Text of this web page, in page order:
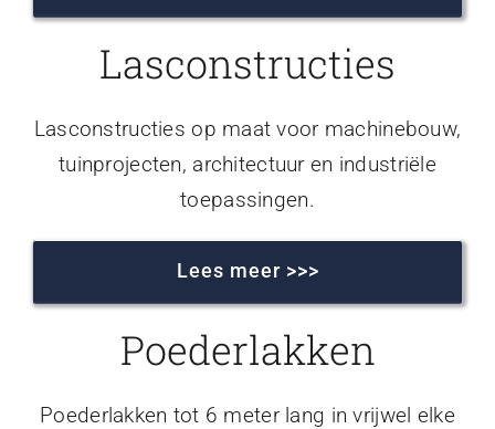
Lasconstructies
Lasconstructies op maat voor machinebouw,
tuinprojecten, architectuur en industriële
toepassingen.
Lees meer >>>
Poederlakken
Poederlakken tot 6 meter lang in vrijwel elke